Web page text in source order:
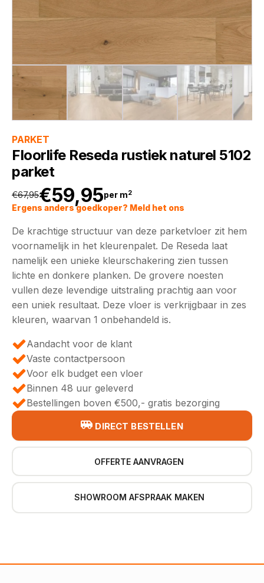
PARKET
Floorlife Reseda rustiek naturel 5102
parket
€67,95
Oorspronkelijke
prijs
was:
€67,95.
€59,95
Huidige
prijs
is:
€59,95.
per m2
Ergens anders goedkoper? Meld het ons
De krachtige structuur van deze parketvloer zit hem
voornamelijk in het kleurenpalet. De Reseda laat
namelijk een unieke kleurschakering zien tussen
lichte en donkere planken. De grovere noesten
vullen deze levendige uitstraling prachtig aan voor
een uniek resultaat. Deze vloer is verkrijgbaar in zes
kleuren, waarvan 1 onbehandeld is.
Aandacht voor de klant
Vaste contactpersoon
Voor elk budget een vloer
Binnen 48 uur geleverd
Bestellingen boven €500,- gratis bezorging
DIRECT BESTELLEN
OFFERTE AANVRAGEN
SHOWROOM AFSPRAAK MAKEN